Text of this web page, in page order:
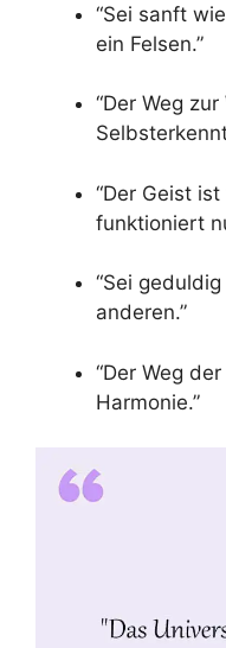
“Sei sanft
ein Felsen.”
“Der Weg
“Der Geist
funktioniert
“Sei
anderen.”
“Der Weg
Harmonie.”